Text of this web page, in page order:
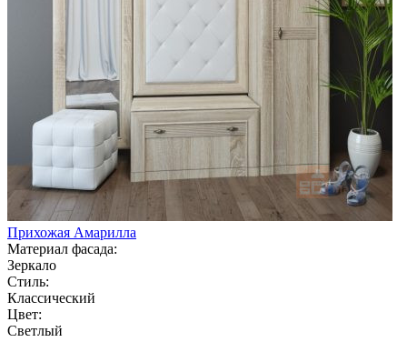
Прихожая Амарилла
Материал фасада:
Зеркало
Стиль:
Классический
Цвет:
Светлый